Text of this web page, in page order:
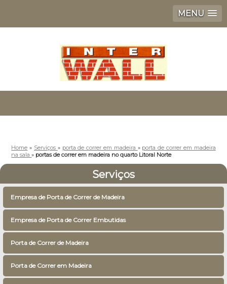
MENU
Home » Serviços » porta de correr em madeira » porta de correr em madeira
na sala» portas de correr em madeira no quarto Litoral Norte
Serviços
Empresa de Porta de Correr de Madeira
Empresa de Porta de Correr Embutidas
Porta de Correr de Madeira
Porta de Correr em Madeira